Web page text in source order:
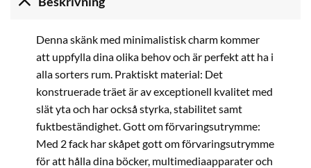
Denna skänk med minimalistisk charm kommer
att uppfylla dina olika behov och är perfekt att ha i
alla sorters rum. Praktiskt material: Det
konstruerade träet är av exceptionell kvalitet med
slät yta och har också styrka, stabilitet samt
fuktbeständighet. Gott om förvaringsutrymme:
Med 2 fack har skåpet gott om förvaringsutrymme
för att hålla dina böcker, multimediaapparater och